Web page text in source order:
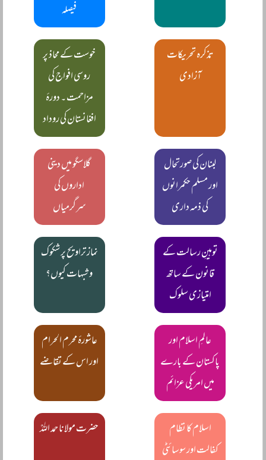
فیصلہ
تذکرہ تحریکات
آزادی
خوست کے محاذ پر
روسی افواج کی
مزاحمت ۔ دورۂ
افغانستان کی روداد
لبنان کی صورتحال
اور مسلم حکمرانوں
کی ذمہ داری
گلاسگو میں دینی
اداروں کی
سرگرمیاں
توہینِ رسالت کے
قانون کے ساتھ
امتیازی سلوک
نماز تراویح پر شکوک
و شبہات کیوں؟
عالمِ اسلام اور
پاکستان کے بارے
میں امریکی عزائم
عاشورۂ محرم الحرام
اور اس کے تقاضے
اسلام کا نظام
کفالت اور سوسائٹی
حضرت مولانا حمد اللہؒ